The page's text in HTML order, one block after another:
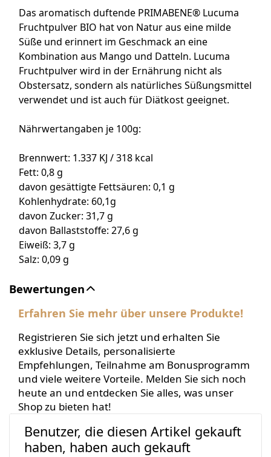
Das aromatisch duftende PRIMABENE® Lucuma
Fruchtpulver BIO hat von Natur aus eine milde
Süße und erinnert im Geschmack an eine
Kombination aus Mango und Datteln. Lucuma
Fruchtpulver wird in der Ernährung nicht als
Obstersatz, sondern als natürliches Süßungsmittel
verwendet und ist auch für Diätkost geeignet.
Nährwertangaben je 100g:
Brennwert: 1.337 KJ / 318 kcal
Fett: 0,8 g
davon gesättigte Fettsäuren: 0,1 g
Kohlenhydrate: 60,1g
davon Zucker: 31,7 g
davon Ballaststoffe: 27,6 g
Eiweiß: 3,7 g
Salz: 0,09 g
Bewertungen
Erfahren Sie mehr über unsere Produkte!
Registrieren Sie sich jetzt und erhalten Sie
exklusive Details, personalisierte
Empfehlungen, Teilnahme am Bonusprogramm
und viele weitere Vorteile. Melden Sie sich noch
heute an und entdecken Sie alles, was unser
Shop zu bieten hat!
Benutzer, die diesen Artikel gekauft
haben, haben auch gekauft